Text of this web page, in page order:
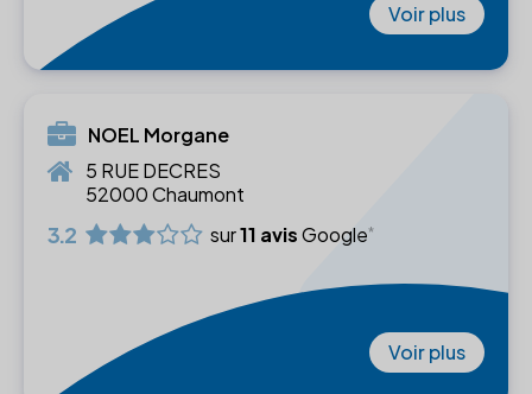
Voir plus
NOEL Morgane
5 RUE DECRES
52000 Chaumont
3.2 sur11 avisGoogle
Voir plus